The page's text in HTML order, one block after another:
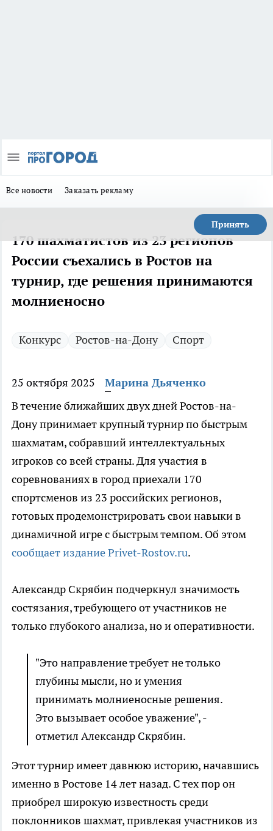
Все новости Заказать рекламу
Принять
170 шахматистов из 23 регионов
России съехались в Ростов на
турнир, где решения принимаются
молниеносно
Конкурс Ростов-на-Дону Спорт
25 октября 2025
Марина Дьяченко
В течение ближайших двух дней Ростов-на-
Дону принимает крупный турнир по быстрым
шахматам, собравший интеллектуальных
игроков со всей страны. Для участия в
соревнованиях в город приехали 170
спортсменов из 23 российских регионов,
готовых продемонстрировать свои навыки в
динамичной игре с быстрым темпом. Об этом
сообщает издание Privet-Rostov.ru.
Александр Скрябин подчеркнул значимость
состязания, требующего от участников не
только глубокого анализа, но и оперативности.
"Это направление требует не только
глубины мысли, но и умения
принимать молниеносные решения.
Это вызывает особое уважение", -
отметил Александр Скрябин.
Этот турнир имеет давнюю историю, начавшись
именно в Ростове 14 лет назад. С тех пор он
приобрел широкую известность среди
поклонников шахмат, привлекая участников из